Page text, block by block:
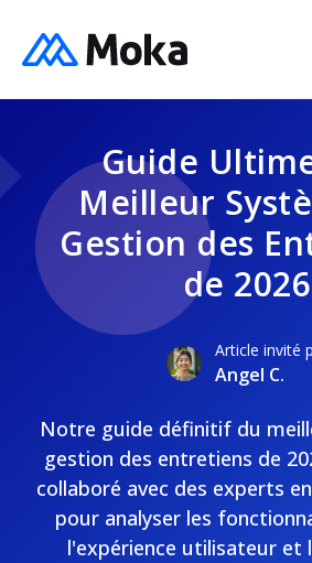
Guide
Meilleur
Gestion des
de 2026
Article invité
Angel C.
Notre guide définitif du
gestion des entretiens de
collaboré avec des experts
pour analyser les
l'expérience utilisateur et